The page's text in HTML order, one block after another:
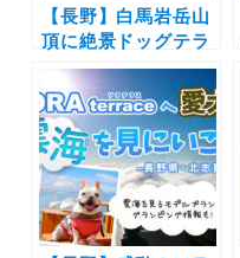
【長野】白馬岩岳山
頂に絶景ドッグテラ
ス「白馬ワン！テン
ハーバー」誕生！ド
ッグラン＆カフェで
わんこ用メニューも
【2021年7月17日オ
ープン】